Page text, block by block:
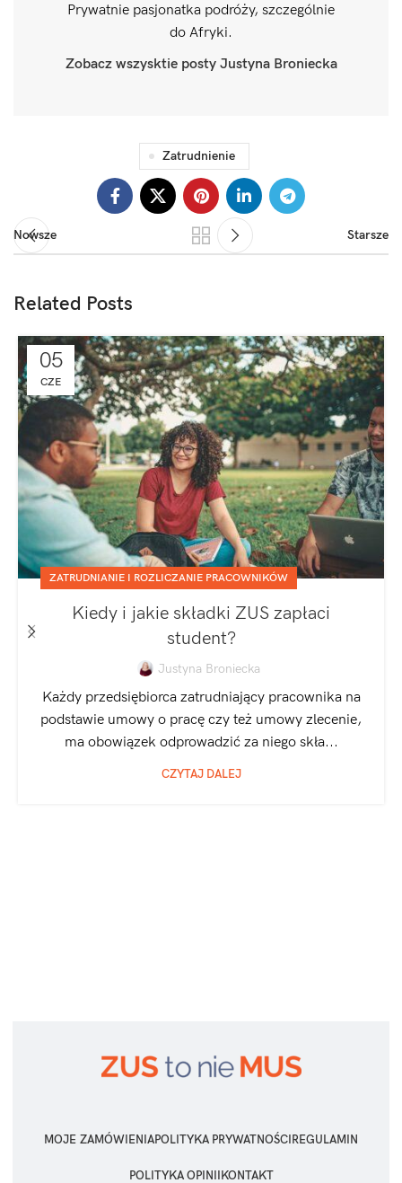
Prywatnie pasjonatka podróży, szczególnie
do Afryki.
Zobacz wszysktie posty Justyna Broniecka
Zatrudnienie
Nowsze Starsze
Related Posts
05
CZE
ZATRUDNIANIE I ROZLICZANIE PRACOWNIKÓW
Kiedy i jakie składki ZUS zapłaci
student?
Justyna Broniecka
Każdy przedsiębiorca zatrudniający pracownika na
podstawie umowy o pracę czy też umowy zlecenie,
ma obowiązek odprowadzić za niego skła...
CZYTAJ DALEJ
MOJE ZAMÓWIENIAPOLITYKA PRYWATNOŚCI REGULAMIN
POLITYKA OPINII KONTAKT